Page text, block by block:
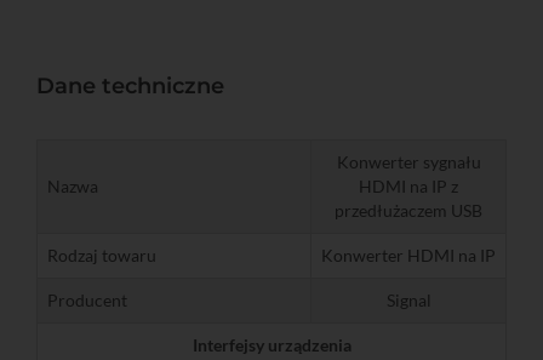
Dane techniczne
Nazwa
Konwerter sygnału
HDMI na IP z
przedłużaczem USB
Rodzaj towaru Konwerter HDMI na IP
Producent Signal
Interfejsy urządzenia